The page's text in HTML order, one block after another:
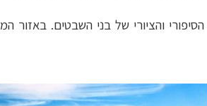
והציורי של בני השבטים. באזור